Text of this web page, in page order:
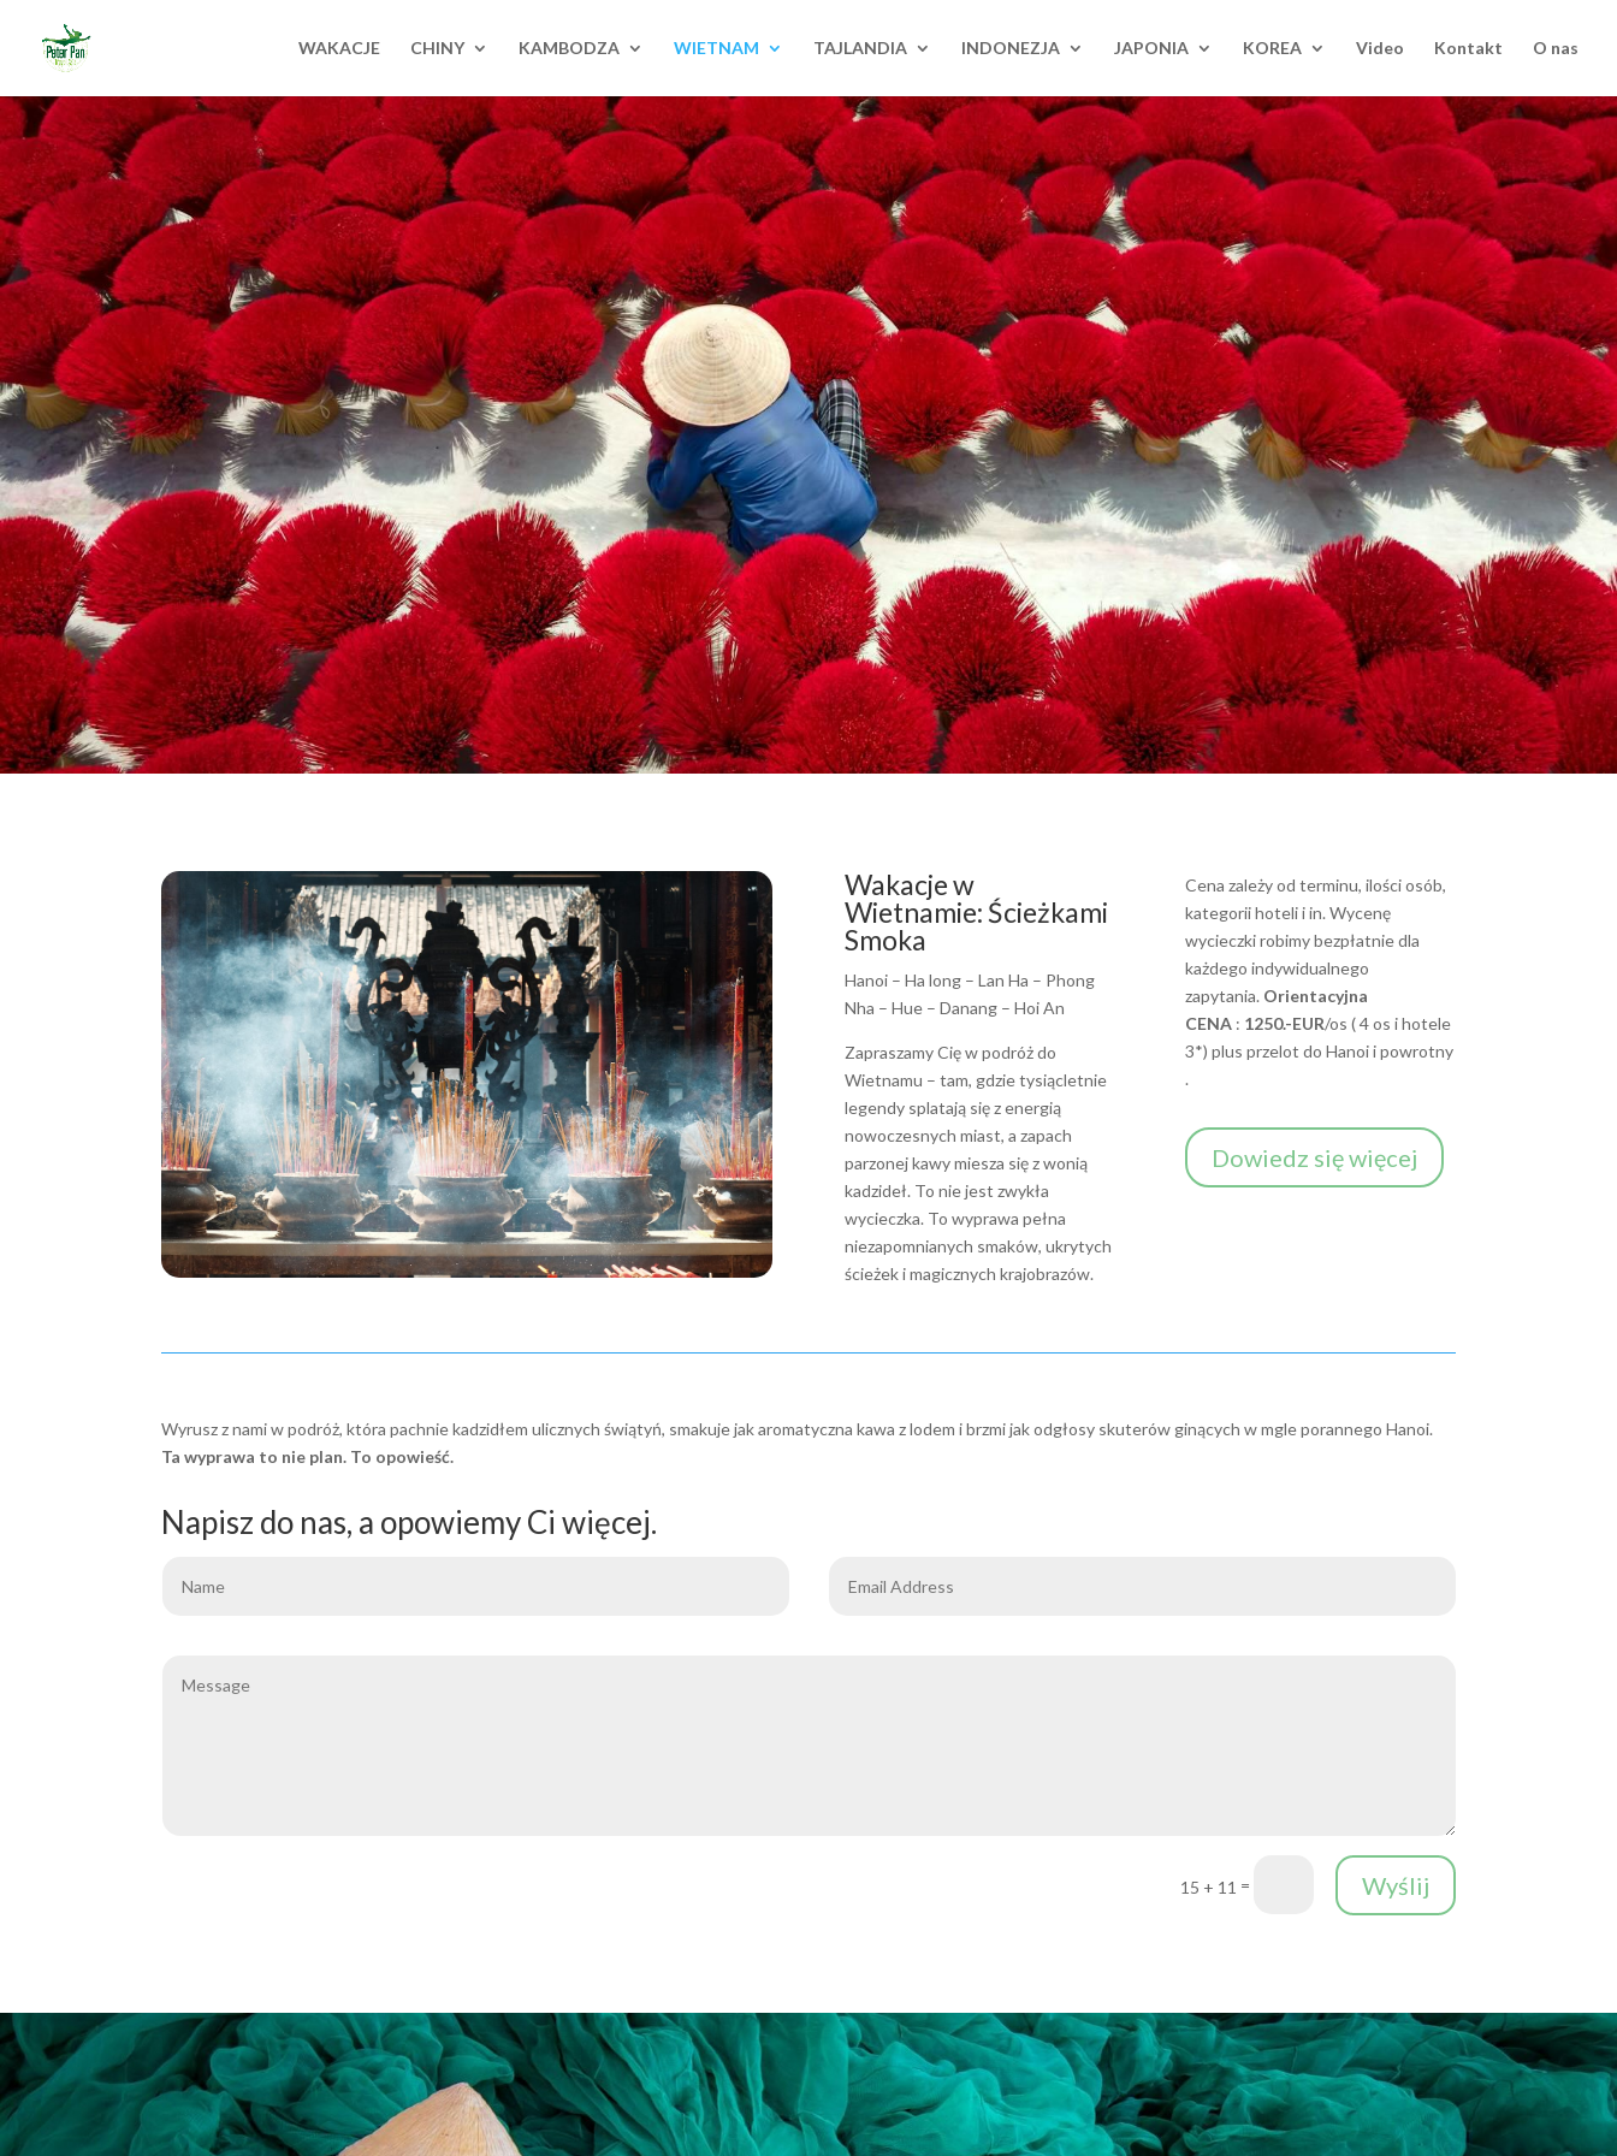
WAKACJE CHINY KAMBODZA WIETNAM TAJLANDIA INDONEZJA JAPONIA KOREA Video Kontakt O nas
Wakacje w
Wietnamie: Ścieżkami
Smoka
Hanoi – Ha long – Lan Ha – Phong
Nha – Hue – Danang – Hoi An
Zapraszamy Cię w podróż do
Wietnamu – tam, gdzie tysiącletnie
legendy splatają się z energią
nowoczesnych miast, a zapach
parzonej kawy miesza się z wonią
kadzideł. To nie jest zwykła
wycieczka. To wyprawa pełna
niezapomnianych smaków, ukrytych
ścieżek i magicznych krajobrazów.
Cena zależy od terminu, ilości osób,
kategorii hoteli i in. Wycenę
wycieczki robimy bezpłatnie dla
każdego indywidualnego
zapytania. Orientacyjna
CENA : 1250.-EUR/os ( 4 os i hotele
3*) plus przelot do Hanoi i powrotny
.
Dowiedz się więcej
Wyrusz z nami w podróż, która pachnie kadzidłem ulicznych świątyń, smakuje jak aromatyczna kawa z lodem i brzmi jak odgłosy skuterów ginących w mgle porannego Hanoi.
Ta wyprawa to nie plan. To opowieść.
Napisz do nas, a opowiemy Ci więcej.
15 + 11 = Wyślij